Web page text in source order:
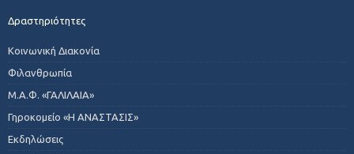
Δραστηριότητες
Κοινωνική Διακονία
Φιλανθρωπία
Μ.Α.Φ. «ΓΑΛΙΛΑΙΑ»
Γηροκομείο «Η ΑΝΑΣΤΑΣΙΣ»
Εκδηλώσεις